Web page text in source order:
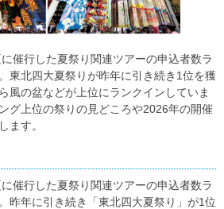
催行した夏祭り関連ツアーの申込者数ラ
東北四大夏祭りが昨年に引き続き1位を獲
風の盆などが上位にランクインしていま
グ上位の祭りの見どころや2026年の開催
ます。
催行した夏祭り関連ツアーの申込者数ラ
昨年に引き続き「東北四大夏祭り」が1位